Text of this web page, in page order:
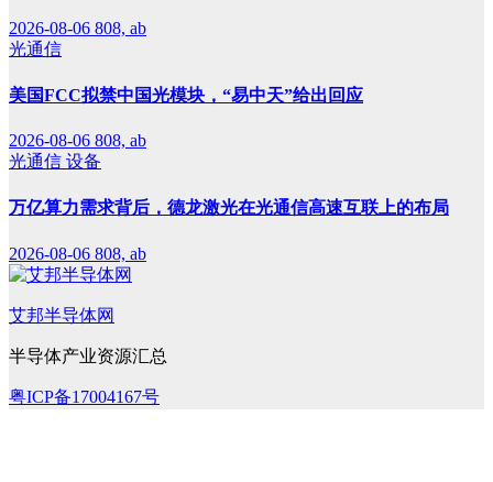
2026-08-06 808, ab
光通信
美国FCC拟禁中国光模块，“易中天”给出回应
2026-08-06 808, ab
光通信 设备
万亿算力需求背后，德龙激光在光通信高速互联上的布局
2026-08-06 808, ab
艾邦半导体网
半导体产业资源汇总
粤ICP备17004167号